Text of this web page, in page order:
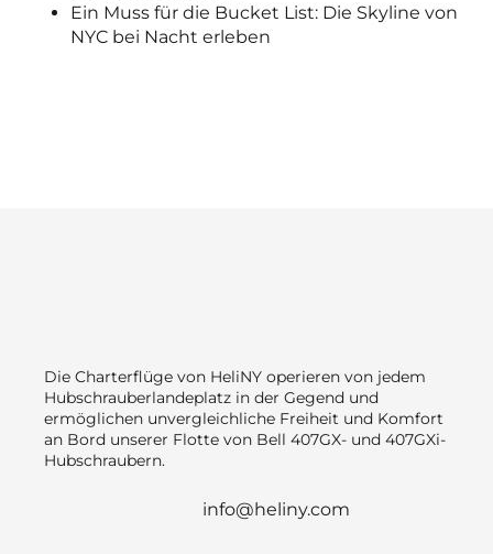
Ein Muss für die Bucket List: Die Skyline von
NYC bei Nacht erleben
Die Charterflüge von HeliNY operieren von jedem
Hubschrauberlandeplatz in der Gegend und
ermöglichen unvergleichliche Freiheit und Komfort
an Bord unserer Flotte von Bell 407GX- und 407GXi-
Hubschraubern.
info@heliny.com